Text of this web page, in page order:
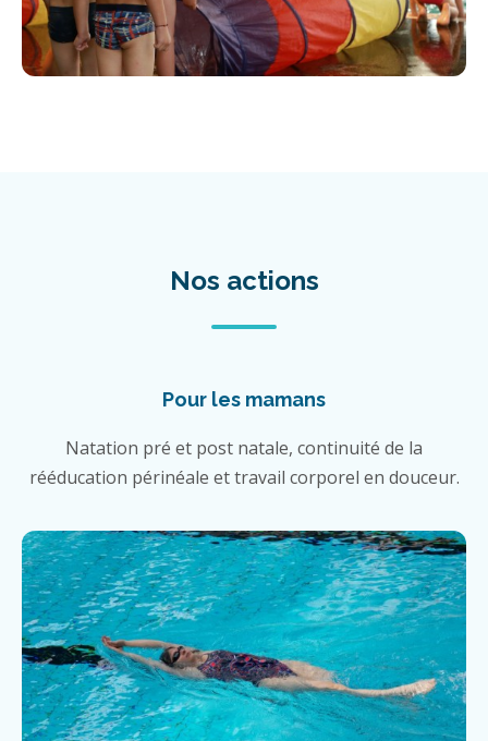
Nos actions
Pour les mamans
Natation pré et post natale, continuité de la
rééducation périnéale et travail corporel en douceur.